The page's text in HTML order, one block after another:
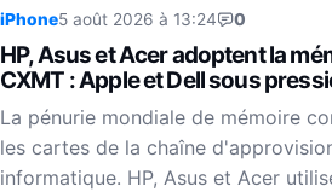
iPhone5 août 2026 à 13:24 0
HP, Asus et Acer adoptent la
CXMT : Apple et Dell sous
La pénurie mondiale de mémoire
les cartes de la chaîne
informatique. HP, Asus et Acer